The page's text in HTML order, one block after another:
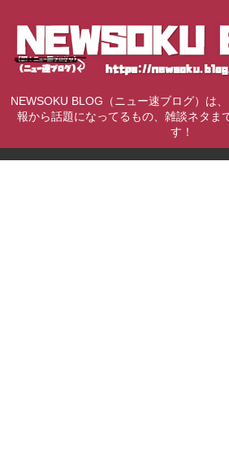
NEWSOKU BLOG（ニュー速ブログ）は
報から話題になってるもの、雑談ネタま
す！